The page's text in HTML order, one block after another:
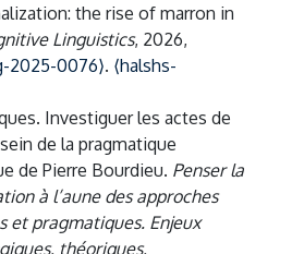
the rise of marron in
Linguistics, 2026,
2025-0076⟩. ⟨halshs-
Investiguer les actes de
de la pragmatique
de Pierre Bourdieu. Penser la
à l’aune des approches
et pragmatiques. Enjeux
théoriques,